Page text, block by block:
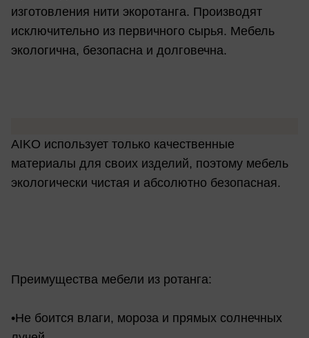
изготовления нити экоротанга. Производят
исключительно из первичного сырья. Мебель
экологична, безопасна и долговечна.
AIKO использует только качественные
материалы для своих изделий, поэтому мебель
экологически чистая и абсолютно безопасная.
Преимущества мебели из ротанга:
•Не боится влаги, мороза и прямых солнечных